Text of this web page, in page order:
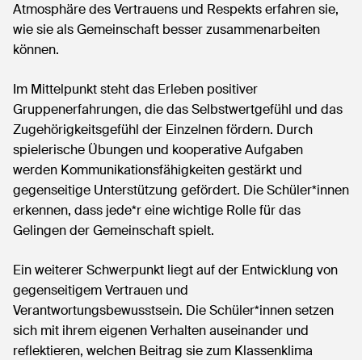
Atmosphäre des Vertrauens und Respekts erfahren sie,
wie sie als Gemeinschaft besser zusammenarbeiten
können.
Im Mittelpunkt steht das Erleben positiver
Gruppenerfahrungen, die das Selbstwertgefühl und das
Zugehörigkeitsgefühl der Einzelnen fördern. Durch
spielerische Übungen und kooperative Aufgaben
werden Kommunikationsfähigkeiten gestärkt und
gegenseitige Unterstützung gefördert. Die Schüler*innen
erkennen, dass jede*r eine wichtige Rolle für das
Gelingen der Gemeinschaft spielt.
Ein weiterer Schwerpunkt liegt auf der Entwicklung von
gegenseitigem Vertrauen und
Verantwortungsbewusstsein. Die Schüler*innen setzen
sich mit ihrem eigenen Verhalten auseinander und
reflektieren, welchen Beitrag sie zum Klassenklima